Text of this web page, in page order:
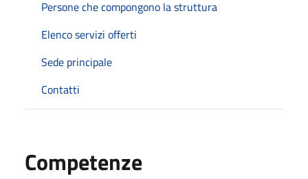
Persone che compongono la struttura
Elenco servizi offerti
Sede principale
Contatti
Competenze